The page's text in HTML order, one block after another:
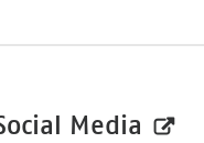
Media